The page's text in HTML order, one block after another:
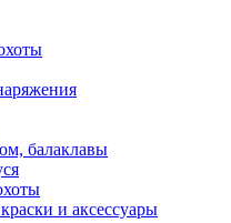
балаклавы
и аксессуары